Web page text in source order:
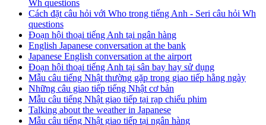
Wh questions
Cách đặt câu hỏi với Who trong tiếng Anh - Seri câu hỏi Wh
questions
Đoạn hội thoại tiếng Anh tại ngân hàng
English Japanese conversation at the bank
Japanese English conversation at the airport
Đoạn hội thoại tiếng Anh tại sân bay hay sử dụng
Mẫu câu tiếng Nhật thường gặp trong giao tiếp hằng ngày
Những câu giao tiếp tiếng Nhật cơ bản
Mẫu câu tiếng Nhật giao tiếp tại rạp chiếu phim
Talking about the weather in Japanese
Mẫu câu tiếng Nhật giao tiếp tại ngân hàng